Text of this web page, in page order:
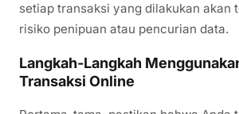
setiap transaksi yang dilakukan akan
risiko penipuan atau pencurian data.
Langkah-Langkah
Transaksi Online